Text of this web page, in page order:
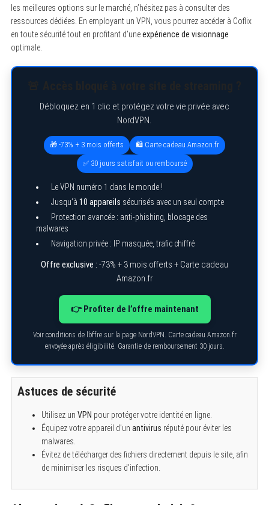
les meilleures options sur le marché, n’hésitez pas à consulter des
ressources dédiées. En employant un VPN, vous pourrez accéder à Coflix
en toute sécurité tout en profitant d’uneexpérience de visionnage
optimale.
Débloquez en 1 clic et protégez votre vie privée avec
NordVPN.
🎁 -73% + 3 mois offerts 🛍️ Carte cadeau Amazon.fr
✅ 30 jours satisfait ou remboursé
Le VPN numéro 1 dans le monde !
Jusqu’à 10 appareils sécurisés avec un seul compte
Protection avancée : anti-phishing, blocage des
malwares
Navigation privée : IP masquée, trafic chiffré
Offre exclusive : -73% + 3 mois offerts + Carte cadeau
Amazon.fr
👉 Profiter de l’offre maintenant
Voir conditions de l’offre sur la page NordVPN. Carte cadeau Amazon.fr
envoyée après éligibilité. Garantie de remboursement 30 jours.
Astuces de sécurité
Utilisez un VPN pour protéger votre identité en ligne.
Équipez votre appareil d’un antivirus réputé pour éviter les
malwares.
Évitez de télécharger des fichiers directement depuis le site, afin
de minimiser les risques d’infection.
f
o
: